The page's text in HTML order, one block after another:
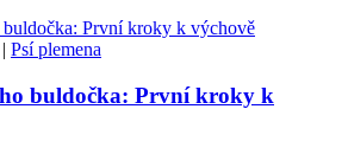
| Psí plemena
buldočka: První kroky k